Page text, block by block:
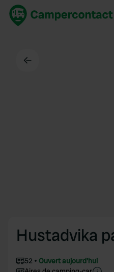
Hustadvika
52
Ouvert aujourd'hui